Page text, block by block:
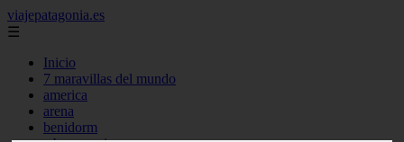
viajepatagonia.es
☰
Inicio
7 maravillas del mundo
america
arena
benidorm